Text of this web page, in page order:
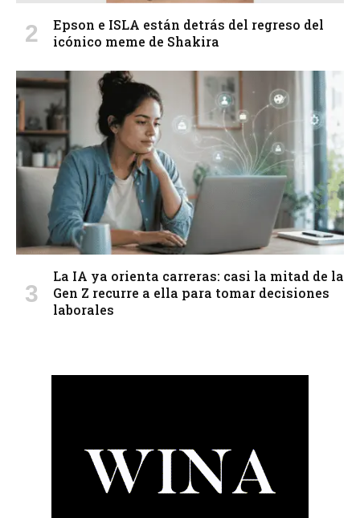
Epson e ISLA están detrás del regreso del
icónico meme de Shakira
La IA ya orienta carreras: casi la mitad de la
Gen Z recurre a ella para tomar decisiones
laborales